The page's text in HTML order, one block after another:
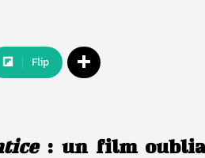
Flip
: un film